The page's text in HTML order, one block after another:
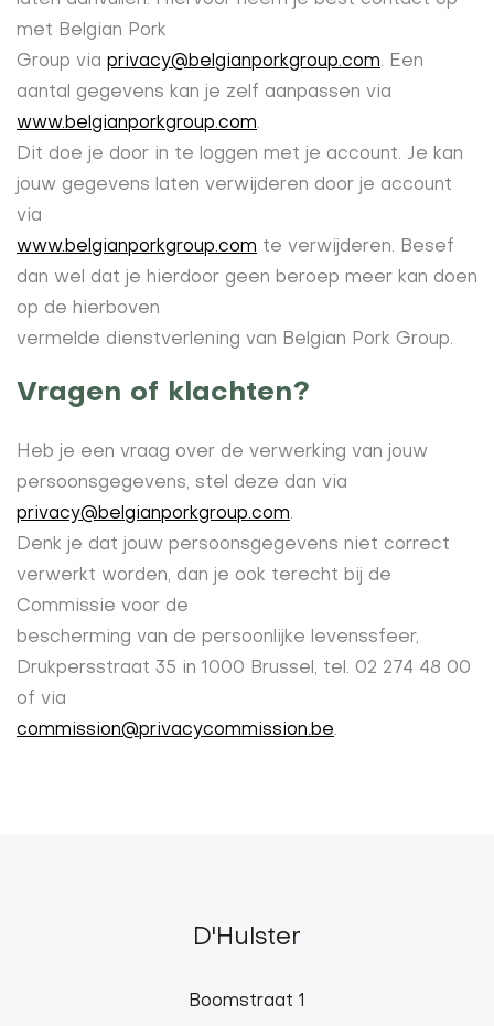
met Belgian Pork
Group via privacy@belgianporkgroup.com. Een
aantal gegevens kan je zelf aanpassen via
www.belgianporkgroup.com.
Dit doe je door in te loggen met je account. Je kan
jouw gegevens laten verwijderen door je account
via
www.belgianporkgroup.com te verwijderen. Besef
dan wel dat je hierdoor geen beroep meer kan doen
op de hierboven
vermelde dienstverlening van Belgian Pork Group.
Vragen of klachten?
Heb je een vraag over de verwerking van jouw
persoonsgegevens, stel deze dan via
privacy@belgianporkgroup.com.
Denk je dat jouw persoonsgegevens niet correct
verwerkt worden, dan je ook terecht bij de
Commissie voor de
bescherming van de persoonlijke levenssfeer,
Drukpersstraat 35 in 1000 Brussel, tel. 02 274 48 00
of via
commission@privacycommission.be.
D'Hulster
Boomstraat 1